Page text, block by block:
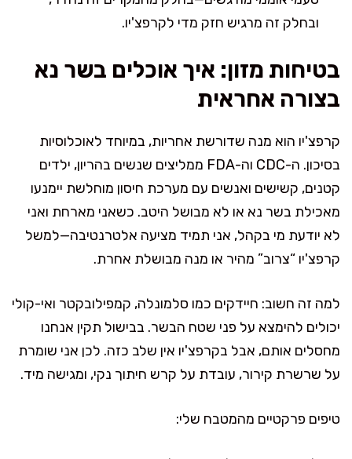
ובחלק זה מרגיש חזק מדי לקרפצ'יו.
בטיחות מזון: איך אוכלים בשר נא
בצורה אחראית
קרפצ'יו הוא מנה שדורשת אחריות, במיוחד לאוכלוסיות
בסיכון. ה-CDC וה-FDA ממליצים שנשים בהריון, ילדים
קטנים, קשישים ואנשים עם מערכת חיסון מוחלשת יימנעו
מאכילת בשר נא או לא מבושל היטב. כשאני מארחת ואני
לא יודעת מי בקהל, אני תמיד מציעה אלטרנטיבה—למשל
קרפצ'יו “צרוב” מהיר או מנה מבושלת אחרת.
למה זה חשוב: חיידקים כמו סלמונלה, קמפילובקטר ואי-קולי
יכולים להימצא על פני שטח הבשר. בבישול תקין אנחנו
מחסלים אותם, אבל בקרפצ'יו אין שלב כזה. לכן אני שומרת
על שרשרת קירור, עובדת על קרש חיתוך נקי, ומגישה מיד.
טיפים פרקטיים מהמטבח שלי: